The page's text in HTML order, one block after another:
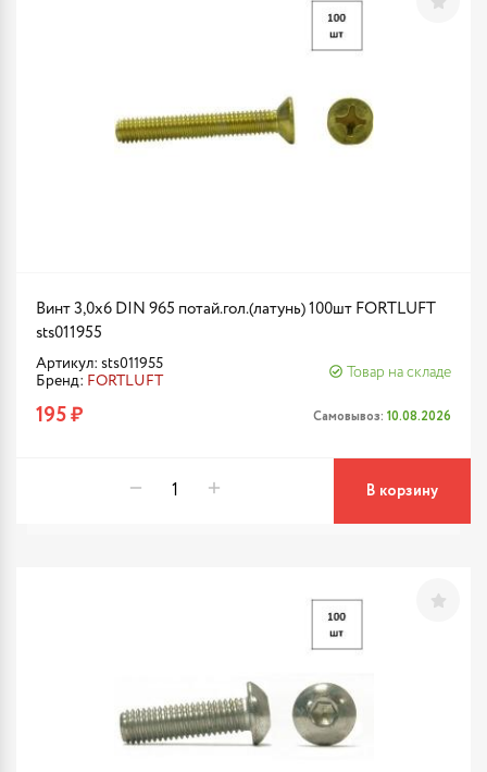
Винт 3,0х6 DIN 965 потай.гол.(латунь) 100шт FORTLUFT
sts011955
Артикул: sts011955
Бренд: FORTLUFT
Товар на складе
195 ₽ Самовывоз: 10.08.2026
В корзину